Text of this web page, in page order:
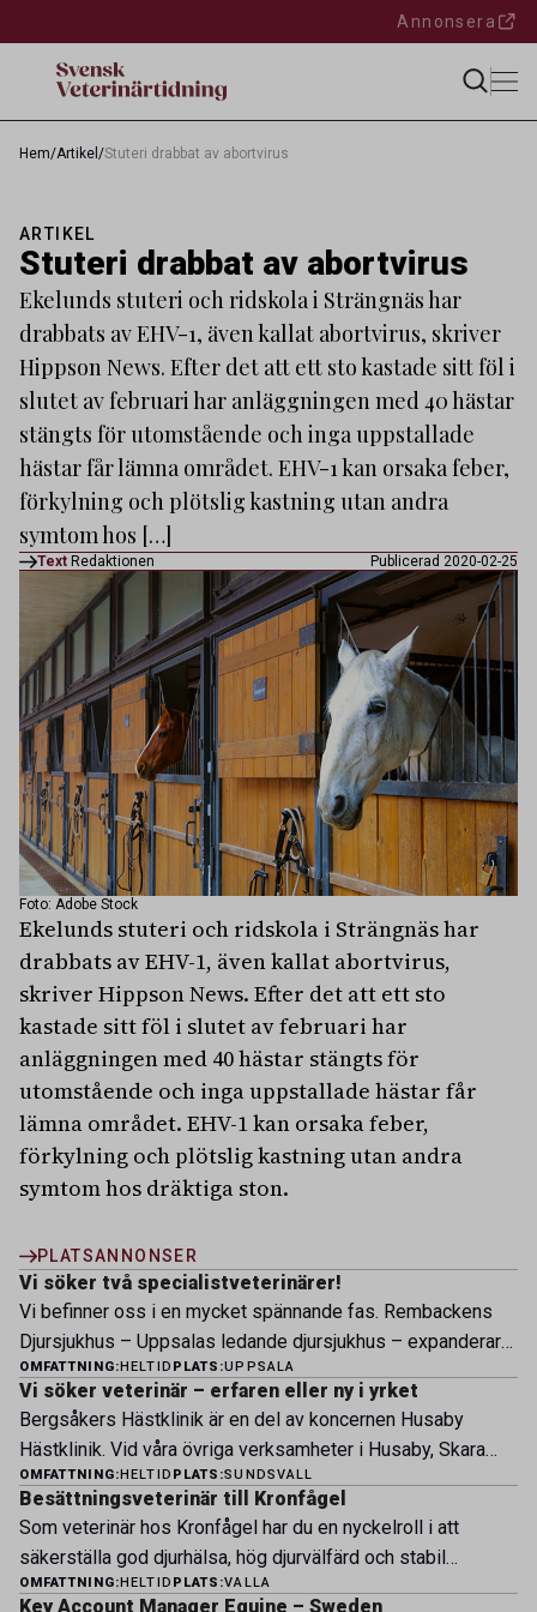
Annonsera
Hem/Artikel /Stuteri drabbat av abortvirus
ARTIKEL
Stuteri drabbat av abortvirus
Ekelunds stuteri och ridskola i Strängnäs har
drabbats av EHV-1, även kallat abortvirus, skriver
Hippson News. Efter det att ett sto kastade sitt föl i
slutet av februari har anläggningen med 40 hästar
stängts för utomstående och inga uppstallade
hästar får lämna området. EHV-1 kan orsaka feber,
förkylning och plötslig kastning utan andra
symtom hos […]
Text Redaktionen Publicerad 2020-02-25
Foto: Adobe Stock
Ekelunds stuteri och ridskola i Strängnäs har
drabbats av EHV-1, även kallat abortvirus,
skriver Hippson News. Efter det att ett sto
kastade sitt föl i slutet av februari har
anläggningen med 40 hästar stängts för
utomstående och inga uppstallade hästar får
lämna området. EHV-1 kan orsaka feber,
förkylning och plötslig kastning utan andra
symtom hos dräktiga ston.
PLATSANNONSER
Vi söker två specialistveterinärer!
Vi befinner oss i en mycket spännande fas. Rembackens
Djursjukhus – Uppsalas ledande djursjukhus – expanderar
nu sin specialistverksamhet och söker legitimerade
veterinärer med specialistkompetens som vill vara med
och forma vårt nästa kapitel. Hos oss möter du ett
engagerat team, moderna faciliteter och verkliga
möjligheter att bedriva avancerad djursjukvård. Vad vi
erbjuder Särskilt meriterande: […]
OMFATTNING: HELTID PLATS:UPPSALA
Vi söker veterinär – erfaren eller ny i yrket
Bergsåkers Hästklinik är en del av koncernen Husaby
Hästklinik. Vid våra övriga verksamheter i Husaby, Skara
och Bjertorp jobbar idag ett 60-tal medarbetare. Om kliniken
Bergsåkers Hästklinik bedriver veterinärverksamhet i en
modern klinik vid Bergsåkers travbana, Sundsvall. Vi
erbjuder ett mångfasetterat utbud av undersökningar och
behandlingar i välutrustade lokaler. Vi har cirka 7 500
OMFATTNING: HELTID PLATS:SUNDSVALL
Besättningsveterinär till Kronfågel
Som veterinär hos Kronfågel har du en nyckelroll i att
säkerställa god djurhälsa, hög djurvälfärd och stabil
produktion genom hela värdekedjan. Du arbetar nära våra
OMFATTNING: HELTID PLATS:VALLA
Key Account Manager Equine – Sweden